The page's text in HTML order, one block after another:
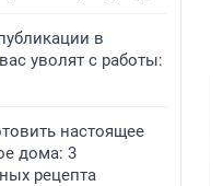
в
уволят с работы:
настоящее
дома: 3
рецепта